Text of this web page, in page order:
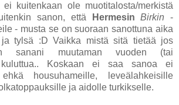
kuitenkaan ole muotitalosta/merkistä
sanon, että
Hermesin Birkin -
- musta se on suoraan sanottuna aika
ja tylsä :D Vaikka mistä sitä tietää jos
sanani muutaman vuoden (tai
Koskaan ei saa sanoa ei
housuhameille, leveälahkeisille
ja aidolle turkikselle.